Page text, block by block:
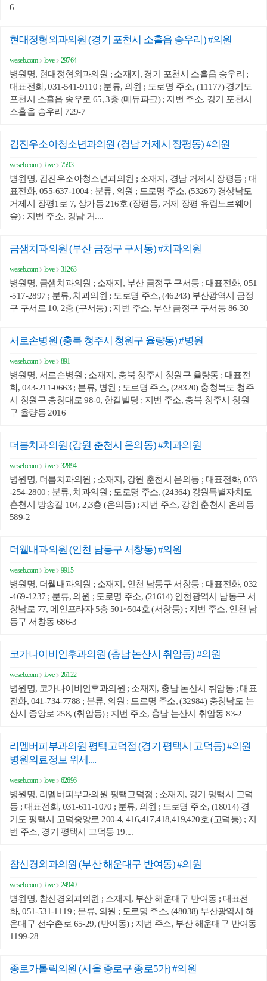
6
현대정형외과의원 (경기 포천시 소흘읍 송우리) #의원
weseb.com love 29764
병원명, 현대정형외과의원 ; 소재지, 경기 포천시 소흘읍 송우리 ;
대표전화, 031-541-9110 ; 분류, 의원 ; 도로명 주소, (11177) 경기도
포천시 소흘읍 송우로 65, 3층 (메듀파크) ; 지번 주소, 경기 포천시
소흘읍 송우리 729-7
김진우소아청소년과의원 (경남 거제시 장평동) #의원
weseb.com love 7593
병원명, 김진우소아청소년과의원 ; 소재지, 경남 거제시 장평동 ; 대
표전화, 055-637-1004 ; 분류, 의원 ; 도로명 주소, (53267) 경상남도
거제시 장평1로 7, 상가동 216호 (장평동, 거제 장평 유림노르웨이
숲) ; 지번 주소, 경남 거....
금샘치과의원 (부산 금정구 구서동) #치과의원
weseb.com love 31263
병원명, 금샘치과의원 ; 소재지, 부산 금정구 구서동 ; 대표전화, 051
-517-2897 ; 분류, 치과의원 ; 도로명 주소, (46243) 부산광역시 금정
구 구서로 10, 2층 (구서동) ; 지번 주소, 부산 금정구 구서동 86-30
서로손병원 (충북 청주시 청원구 율량동) #병원
weseb.com love 891
병원명, 서로손병원 ; 소재지, 충북 청주시 청원구 율량동 ; 대표전
화, 043-211-0663 ; 분류, 병원 ; 도로명 주소, (28320) 충청북도 청주
시 청원구 충청대로 98-0, 한길빌딩 ; 지번 주소, 충북 청주시 청원
구 율량동 2016
더봄치과의원 (강원 춘천시 온의동) #치과의원
weseb.com love 32894
병원명, 더봄치과의원 ; 소재지, 강원 춘천시 온의동 ; 대표전화, 033
-254-2800 ; 분류, 치과의원 ; 도로명 주소, (24364) 강원특별자치도
춘천시 방송길 104, 2,3층 (온의동) ; 지번 주소, 강원 춘천시 온의동
589-2
더웰내과의원 (인천 남동구 서창동) #의원
weseb.com love 9915
병원명, 더웰내과의원 ; 소재지, 인천 남동구 서창동 ; 대표전화, 032
-469-1237 ; 분류, 의원 ; 도로명 주소, (21614) 인천광역시 남동구 서
창남로 77, 메인프라자 5층 501~504호 (서창동) ; 지번 주소, 인천 남
동구 서창동 686-3
코가나이비인후과의원 (충남 논산시 취암동) #의원
weseb.com love 26122
병원명, 코가나이비인후과의원 ; 소재지, 충남 논산시 취암동 ; 대표
전화, 041-734-7788 ; 분류, 의원 ; 도로명 주소, (32984) 충청남도 논
산시 중앙로 258, (취암동) ; 지번 주소, 충남 논산시 취암동 83-2
리멤버피부과의원 평택고덕점 (경기 평택시 고덕동) #의원
병원의료정보 위세....
weseb.com love 62696
병원명, 리멤버피부과의원 평택고덕점 ; 소재지, 경기 평택시 고덕
동 ; 대표전화, 031-611-1070 ; 분류, 의원 ; 도로명 주소, (18014) 경
기도 평택시 고덕중앙로 200-4, 416,417,418,419,420호 (고덕동) ; 지
번 주소, 경기 평택시 고덕동 19....
참신경외과의원 (부산 해운대구 반여동) #의원
weseb.com love 24949
병원명, 참신경외과의원 ; 소재지, 부산 해운대구 반여동 ; 대표전
화, 051-531-1119 ; 분류, 의원 ; 도로명 주소, (48038) 부산광역시 해
운대구 선수촌로 65-29, (반여동) ; 지번 주소, 부산 해운대구 반여동
1199-28
종로가톨릭의원 (서울 종로구 종로5가) #의원